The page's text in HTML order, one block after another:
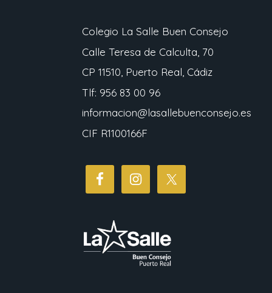
Colegio La Salle Buen Consejo
Calle Teresa de Calculta, 70
CP 11510, Puerto Real, Cádiz
Tlf: 956 83 00 96
informacion@lasallebuenconsejo.es
CIF R1100166F